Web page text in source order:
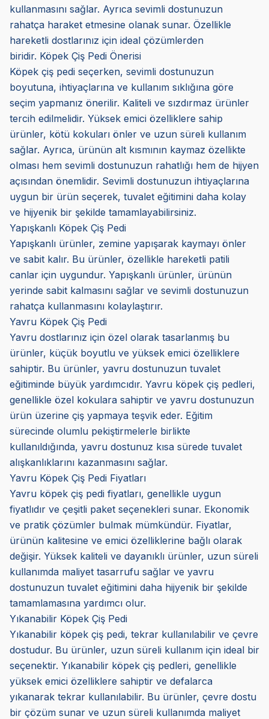
kullanmasını sağlar. Ayrıca sevimli dostunuzun
rahatça haraket etmesine olanak sunar. Özellikle
hareketli dostlarınız için ideal çözümlerden
biridir. Köpek Çiş Pedi Önerisi
Köpek çiş pedi seçerken, sevimli dostunuzun
boyutuna, ihtiyaçlarına ve kullanım sıklığına göre
seçim yapmanız önerilir. Kaliteli ve sızdırmaz ürünler
tercih edilmelidir. Yüksek emici özelliklere sahip
ürünler, kötü kokuları önler ve uzun süreli kullanım
sağlar. Ayrıca, ürünün alt kısmının kaymaz özellikte
olması hem sevimli dostunuzun rahatlığı hem de hijyen
açısından önemlidir. Sevimli dostunuzun ihtiyaçlarına
uygun bir ürün seçerek, tuvalet eğitimini daha kolay
ve hijyenik bir şekilde tamamlayabilirsiniz.
Yapışkanlı Köpek Çiş Pedi
Yapışkanlı ürünler, zemine yapışarak kaymayı önler
ve sabit kalır. Bu ürünler, özellikle hareketli patili
canlar için uygundur. Yapışkanlı ürünler, ürünün
yerinde sabit kalmasını sağlar ve sevimli dostunuzun
rahatça kullanmasını kolaylaştırır.
Yavru Köpek Çiş Pedi
Yavru dostlarınız için özel olarak tasarlanmış bu
ürünler, küçük boyutlu ve yüksek emici özelliklere
sahiptir. Bu ürünler, yavru dostunuzun tuvalet
eğitiminde büyük yardımcıdır. Yavru köpek çiş pedleri,
genellikle özel kokulara sahiptir ve yavru dostunuzun
ürün üzerine çiş yapmaya teşvik eder. Eğitim
sürecinde olumlu pekiştirmelerle birlikte
kullanıldığında, yavru dostunuz kısa sürede tuvalet
alışkanlıklarını kazanmasını sağlar.
Yavru Köpek Çiş Pedi Fiyatları
Yavru köpek çiş pedi fiyatları, genellikle uygun
fiyatlıdır ve çeşitli paket seçenekleri sunar. Ekonomik
ve pratik çözümler bulmak mümkündür. Fiyatlar,
ürünün kalitesine ve emici özelliklerine bağlı olarak
değişir. Yüksek kaliteli ve dayanıklı ürünler, uzun süreli
kullanımda maliyet tasarrufu sağlar ve yavru
dostunuzun tuvalet eğitimini daha hijyenik bir şekilde
tamamlamasına yardımcı olur.
Yıkanabilir Köpek Çiş Pedi
Yıkanabilir köpek çiş pedi, tekrar kullanılabilir ve çevre
dostudur. Bu ürünler, uzun süreli kullanım için ideal bir
seçenektir. Yıkanabilir köpek çiş pedleri, genellikle
yüksek emici özelliklere sahiptir ve defalarca
yıkanarak tekrar kullanılabilir. Bu ürünler, çevre dostu
bir çözüm sunar ve uzun süreli kullanımda maliyet